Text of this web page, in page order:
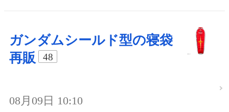
ガンダムシールド型の寝袋
再販
48
08月09日 10:10